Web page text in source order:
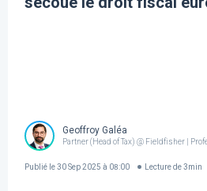
Geoffroy Galéa
Partner (Head of Tax) @ Fieldfisher |
Publié le30 Sep 2025 à 08:00 Lecture de 3min